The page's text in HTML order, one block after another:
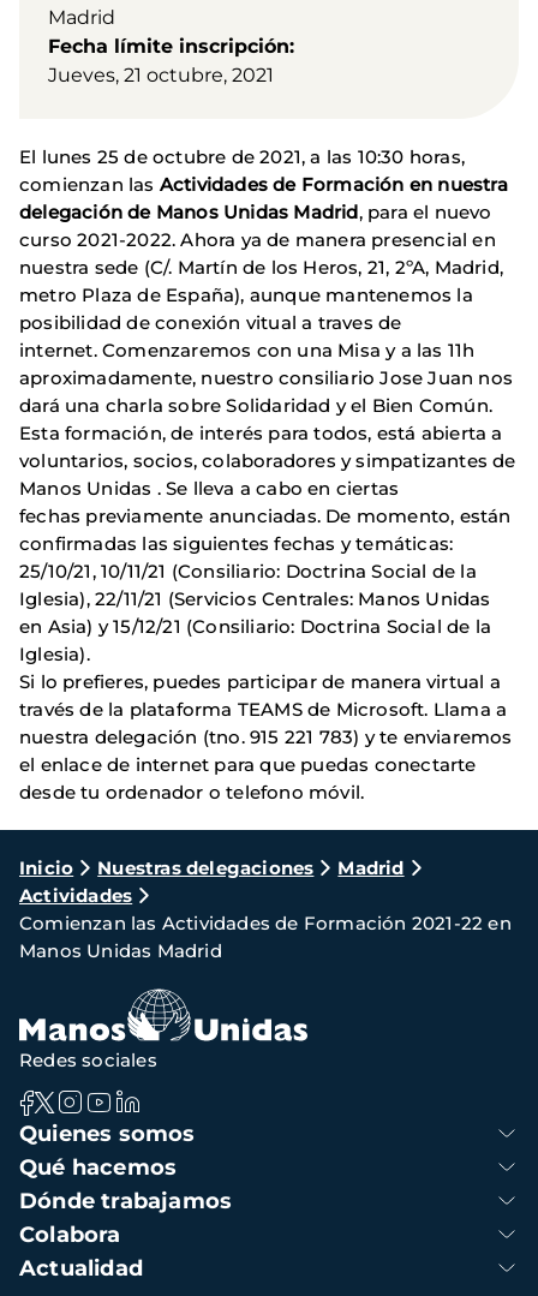
Madrid
Fecha límite inscripción
Jueves, 21 octubre, 2021
El lunes 25 de octubre de 2021, a las 10:30 horas,
comienzan las Actividades de Formación en nuestra
delegación de Manos Unidas Madrid, para el nuevo
curso 2021-2022. Ahora ya de manera presencial en
nuestra sede (C/. Martín de los Heros, 21, 2ºA, Madrid,
metro Plaza de España), aunque mantenemos la
posibilidad de conexión vitual a traves de
internet. Comenzaremos con una Misa y a las 11h
aproximadamente, nuestro consiliario Jose Juan nos
dará una charla sobre Solidaridad y el Bien Común.
Esta formación, de interés para todos, está abierta a
voluntarios, socios, colaboradores y simpatizantes de
Manos Unidas . Se lleva a cabo en ciertas
fechas previamente anunciadas. De momento, están
confirmadas las siguientes fechas y temáticas:
25/10/21, 10/11/21 (Consiliario: Doctrina Social de la
Iglesia), 22/11/21 (Servicios Centrales: Manos Unidas
en Asia) y 15/12/21 (Consiliario: Doctrina Social de la
Iglesia).
Si lo prefieres, puedes participar de manera virtual a
través de la plataforma TEAMS de Microsoft. Llama a
nuestra delegación (tno. 915 221 783) y te enviaremos
el enlace de internet para que puedas conectarte
desde tu ordenador o telefono móvil.
Ruta
de
navegación
Inicio Nuestras delegaciones
Madrid
Actividades
Comienzan las Actividades de Formación 2021-22 en
Manos Unidas Madrid
Navegación
principal
Quienes somos
Qué hacemos
Dónde trabajamos
Colabora
Actualidad
Redes sociales